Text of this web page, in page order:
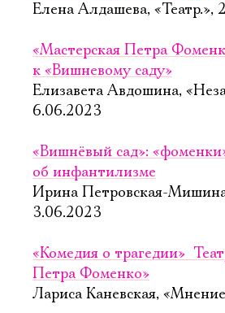
Елена Алдашева, «Театр.»,
«Мастерская Петра
к «Вишневому саду»
Елизавета Авдошина,
6.06.2023
«Вишнёвый сад»:
об инфантилизме
Ирина Петровская-
3.06.2023
«Комедия о трагедии» 
Петра Фоменко»
Лариса Каневская,